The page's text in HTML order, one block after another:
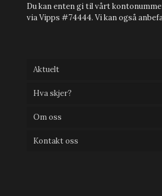
Du kan enten gi til vårt
via Vipps #74444. Vi kan også
Aktuelt
Hva skjer?
Om oss
Kontakt oss